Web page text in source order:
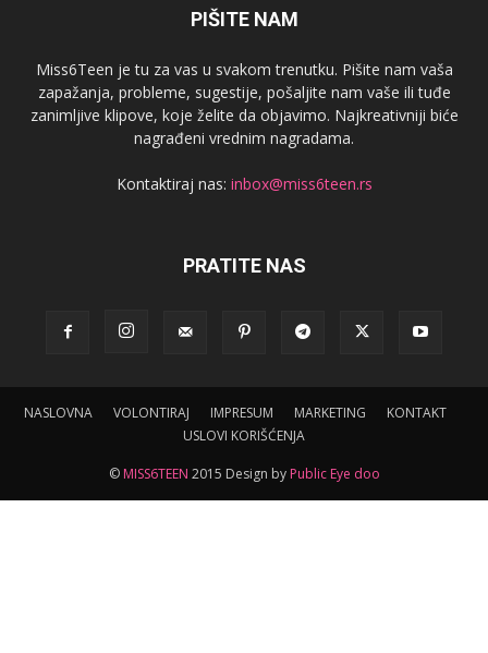
PIŠITE NAM
Miss6Teen je tu za vas u svakom trenutku. Pišite nam vaša
zapažanja, probleme, sugestije, pošaljite nam vaše ili tuđe
zanimljive klipove, koje želite da objavimo. Najkreativniji biće
nagrađeni vrednim nagradama.
Kontaktiraj nas: inbox@miss6teen.rs
PRATITE NAS
NASLOVNA VOLONTIRAJ IMPRESUM MARKETING
KONTAKT
USLOVI KORIŠĆENJA
© MISS6TEEN 2015 Design by Public Eye doo